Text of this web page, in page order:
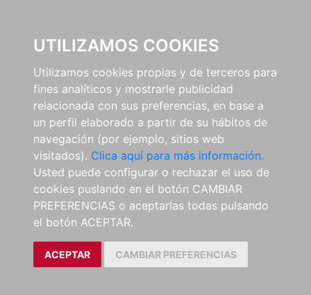
UTILIZAMOS COOKIES
Utilizamos cookies propias y de terceros para
fines analíticos y mostrarle publicidad
relacionada con sus preferencias, en base a
un perfil elaborado a partir de su hábitos de
navegación (por ejemplo, sitios web
visitados). Clica aquí para más información.
Usted puede configurar o rechazar el uso de
cookies puslando en el botón CAMBIAR
PREFERENCIAS o aceptarlas todas pulsando
el botón ACEPTAR.
ACEPTAR CAMBIAR PREFERENCIAS